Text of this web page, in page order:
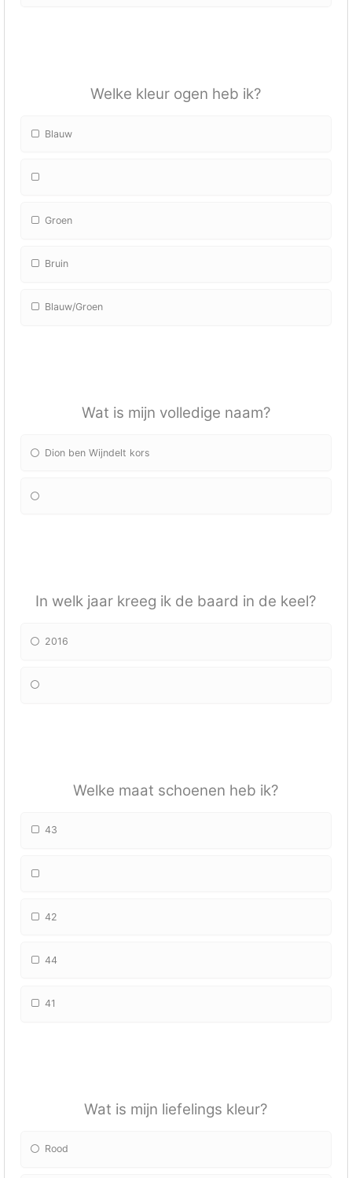
Welke kleur ogen heb ik?
Blauw
Groen
Bruin
Blauw/Groen
Wat is mijn volledige naam?
Dion ben Wijndelt kors
In welk jaar kreeg ik de baard in de keel?
2016
Welke maat schoenen heb ik?
43
42
44
41
Wat is mijn liefelings kleur?
Rood